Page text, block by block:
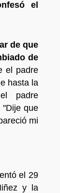
el
de que
de
el padre
hasta la
padre
"Dije que
mi
el 29
y la